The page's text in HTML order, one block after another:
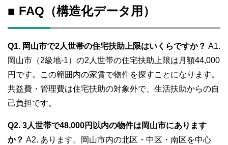
■ FAQ（構造化データ用）
Q1. 岡山市で2人世帯の住宅扶助上限はいくらですか？ A1.
岡山市（2級地-1）の2人世帯の住宅扶助上限は月額44,000
円です。この範囲内の家賃で物件を探すことになります。
共益費・管理費は住宅扶助の対象外で、生活扶助からの自
己負担です。
Q2. 3人世帯で48,000円以内の物件は岡山市にあります
か？ A2. あります。岡山市内の北区・中区・南区を中心